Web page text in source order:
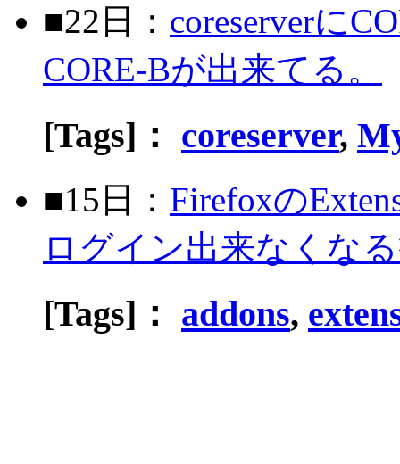
■22日： coreserverに
CORE-Bが出来てる。
[Tags]： coreserver,
■15日： Firefoxの
ログイン出来なくな
[Tags]： addons,